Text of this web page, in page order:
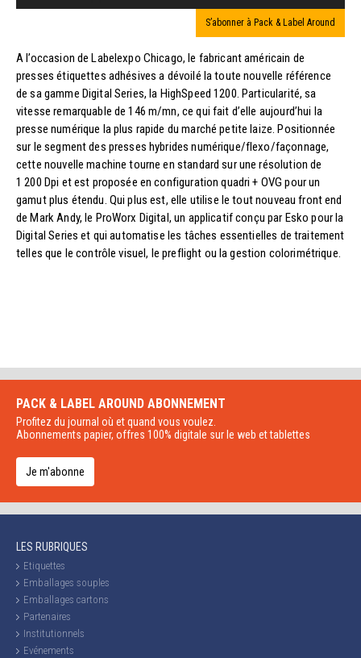
S’abonner à Pack & Label Around
A l’occasion de Labelexpo Chicago, le fabricant américain de
presses étiquettes adhésives a dévoilé la toute nouvelle référence
de sa gamme Digital Series, la HighSpeed 1200. Particularité, sa
vitesse remarquable de 146 m/mn, ce qui fait d’elle aujourd’hui la
presse numérique la plus rapide du marché petite laize. Positionnée
sur le segment des presses hybrides numérique/flexo/façonnage,
cette nouvelle machine tourne en standard sur une résolution de
1 200 Dpi et est proposée en configuration quadri + OVG pour un
gamut plus étendu. Qui plus est, elle utilise le tout nouveau front end
de Mark Andy, le ProWorx Digital, un applicatif conçu par Esko pour la
Digital Series et qui automatise les tâches essentielles de traitement
telles que le contrôle visuel, le preflight ou la gestion colorimétrique.
PACK & LABEL AROUND ABONNEMENT
Profitez du journal où et quand vous voulez.
Abonnements papier, offres 100% digitale sur le web et tablettes
Je m'abonne
LES RUBRIQUES
Etiquettes
Emballages souples
Emballages cartons
Partenaires
Institutionnels
Evénements